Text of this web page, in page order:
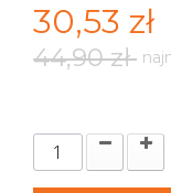
30,53 zł
44,90 zł